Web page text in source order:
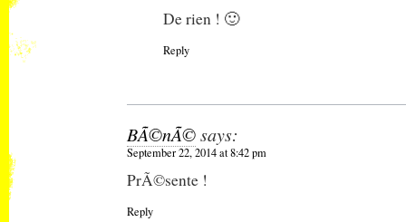
De rien ! 🙂
Reply
BÃ©nÃ©says:
September 22, 2014 at 8:42 pm
PrÃ©sente !
Reply